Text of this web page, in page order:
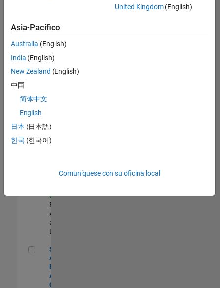
todos
empleos
en su
zona.
Senior Program Manager
US-MA-Natick
Management |
Senior Data
Analyst -
US-MA-Natick|
Business
Applications
and Tools |
Experimentado
Senior Application Engineer - Aerospace - Control Systems
Senior
Application
Engineer -
Aerospace -
Control
United Kingdom(English)
Asia-Pacífico
Australia (English)
India (English)
New Zealand (English)
中国
简体中文
English
日本 (日本語)
한국 (한국어)
Comuníquese con su oficina local